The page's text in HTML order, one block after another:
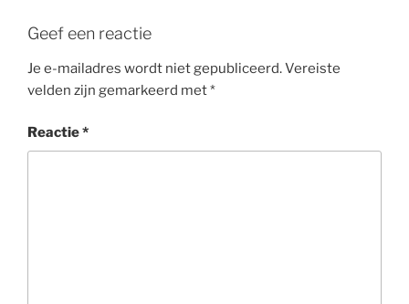
Geef een reactie
Je e-mailadres wordt niet gepubliceerd.Vereiste
velden zijn gemarkeerd met*
Reactie*